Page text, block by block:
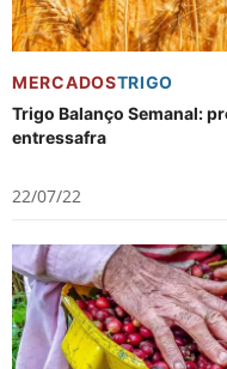
MERCADOSTRIGO
Trigo Balanço Semanal:
entressafra
22/07/22